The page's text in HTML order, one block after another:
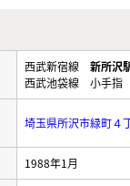
西武新宿線 新所沢
西武池袋線 小手指
埼玉県所沢市緑町４
1988年1月